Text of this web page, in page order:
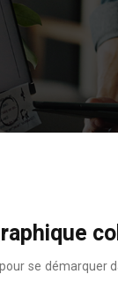
se démarquer